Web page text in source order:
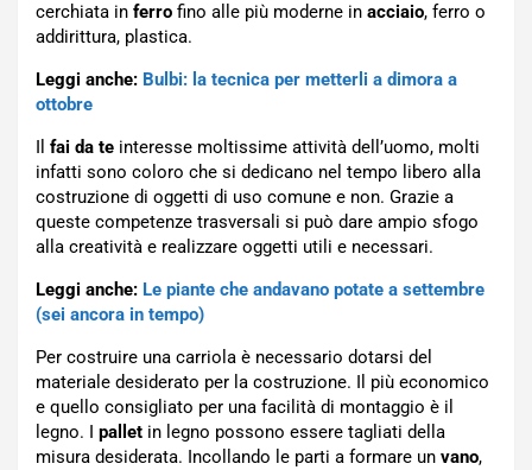
cerchiata in ferro fino alle più moderne in acciaio, ferro o
addirittura, plastica.
Leggi anche: Bulbi: la tecnica per metterli a dimora a
ottobre
fai da te interesse moltissime attività dell’uomo, molti
infatti sono coloro che si dedicano nel tempo libero alla
costruzione di oggetti di uso comune e non. Grazie a
queste competenze trasversali si può dare ampio sfogo
alla creatività e realizzare oggetti utili e necessari.
Leggi anche: Le piante che andavano potate a settembre
(sei ancora in tempo)
Per costruire una carriola è necessario dotarsi del
materiale desiderato per la costruzione. Il più economico
e quello consigliato per una facilità di montaggio è il
legno. I pallet in legno possono essere tagliati della
misura desiderata. Incollando le parti a formare un vano,